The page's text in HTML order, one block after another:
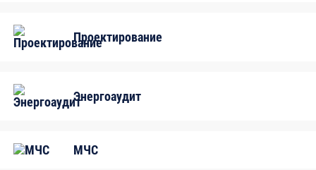
Проектирование
Энергоаудит
МЧС
Асфальтобетонщиков
Водителей автопогрузчиков
Водителей электропогрузчика